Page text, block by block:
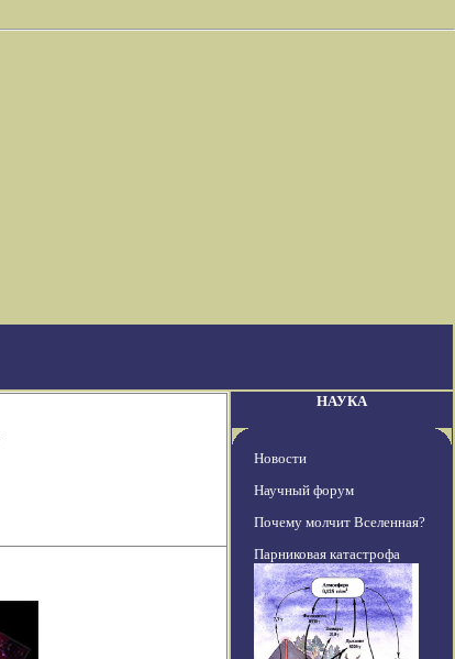
НАУКА
Новости
Научный форум
Почему молчит Вселенная?
Парниковая катастрофа